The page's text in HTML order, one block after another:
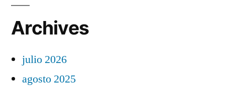
Archives
julio 2026
agosto 2025